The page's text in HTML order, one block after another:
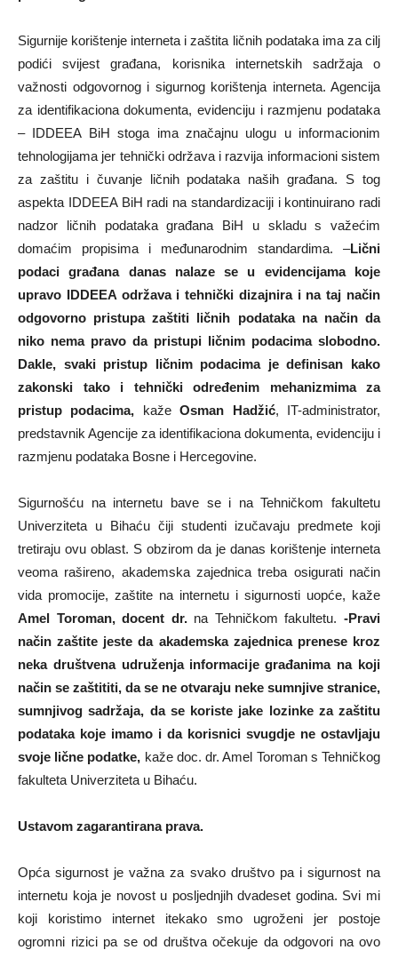
Sigurnije korištenje interneta i zaštita ličnih podataka ima za cilj
podići svijest građana, korisnika internetskih sadržaja o
važnosti odgovornog i sigurnog korištenja interneta. Agencija
za identifikaciona dokumenta, evidenciju i razmjenu podataka
– IDDEEA BiH stoga ima značajnu ulogu u informacionim
tehnologijama jer tehnički održava i razvija informacioni sistem
za zaštitu i čuvanje ličnih podataka naših građana. S tog
aspekta IDDEEA BiH radi na standardizaciji i kontinuirano radi
nadzor ličnih podataka građana BiH u skladu s važećim
domaćim propisima i međunarodnim standardima. –Lični
podaci građana danas nalaze se u evidencijama koje
upravo IDDEEA održava i tehnički dizajnira i na taj način
odgovorno pristupa zaštiti ličnih podataka na način da
niko nema pravo da pristupi ličnim podacima slobodno.
Dakle, svaki pristup ličnim podacima je definisan kako
zakonski tako i tehnički određenim mehanizmima za
pristup podacima, kažeOsman Hadžić, IT-administrator,
predstavnik Agencije za identifikaciona dokumenta, evidenciju i
razmjenu podataka Bosne i Hercegovine.
Sigurnošću na internetu bave se i na Tehničkom fakultetu
Univerziteta u Bihaću čiji studenti izučavaju predmete koji
tretiraju ovu oblast. S obzirom da je danas korištenje interneta
veoma rašireno, akademska zajednica treba osigurati način
vida promocije, zaštite na internetu i sigurnosti uopće, kaže
Amel Toroman, docent dr.na Tehničkom fakultetu.-Pravi
način zaštite jeste da akademska zajednica prenese kroz
neka društvena udruženja informacije građanima na koji
način se zaštititi, da se ne otvaraju neke sumnjive stranice,
sumnjivog sadržaja, da se koriste jake lozinke za zaštitu
podataka koje imamo i da korisnici svugdje ne ostavljaju
svoje lične podatke, kaže doc. dr. Amel Toroman s Tehničkog
fakulteta Univerziteta u Bihaću.
Ustavom zagarantirana prava.
Opća sigurnost je važna za svako društvo pa i sigurnost na
internetu koja je novost u posljednjih dvadeset godina. Svi mi
koji koristimo internet itekako smo ugroženi jer postoje
ogromni rizici pa se od društva očekuje da odgovori na ovo